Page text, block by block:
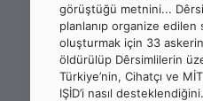
görüştüğü metnini...
planlanıp organize edilen
oluşturmak için 33
öldürülüp Dêrsimlilerin
Türkiye’nin, Cihatçı ve MİT
IŞİD’i nasıl